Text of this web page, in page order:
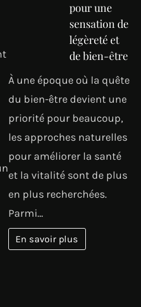
pour une
sensation de
légèreté et
de bien-être
À une époque où la quête
du bien-être devient une
priorité pour beaucoup,
les approches naturelles
pour améliorer la santé
et la vitalité sont de plus
en plus recherchées.
Parmi…
En savoir plus